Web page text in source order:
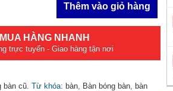
Thêm vào giỏ hàng
MUA HÀNG NHANH
trực tuyến - Giao hàng tận nơi
bàn cũ Từ khóa: bàn Bàn bóng bàn bàn